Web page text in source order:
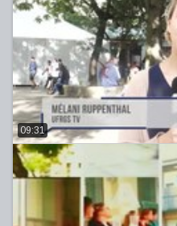
09:31